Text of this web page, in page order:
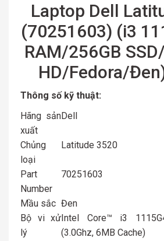
Laptop Dell
(70251603) (i3
RAM/256GB
HD/Fedora/
Thông số kỹ thuật:
Hãng sản
xuất
Dell
Chủng
loại
Latitude 3520
Part
Number
70251603
Mầu sắc Đen
Bộ vi xử
lý
Intel Core™ i3
(3.0Ghz, 6MB Cache)